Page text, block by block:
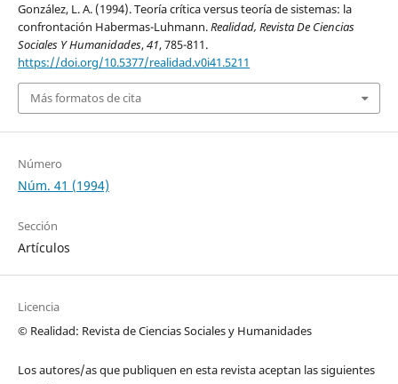
González, L. A. (1994). Teoría crítica versus teoría de sistemas: la
confrontación Habermas-Luhmann.Realidad, Revista De Ciencias
Sociales Y Humanidades,41, 785-811.
https://doi.org/10.5377/realidad.v0i41.5211
Más formatos de cita
Número
Núm. 41 (1994)
Sección
Artículos
Licencia
© Realidad: Revista de Ciencias Sociales y Humanidades
Los autores/as que publiquen en esta revista aceptan las siguientes